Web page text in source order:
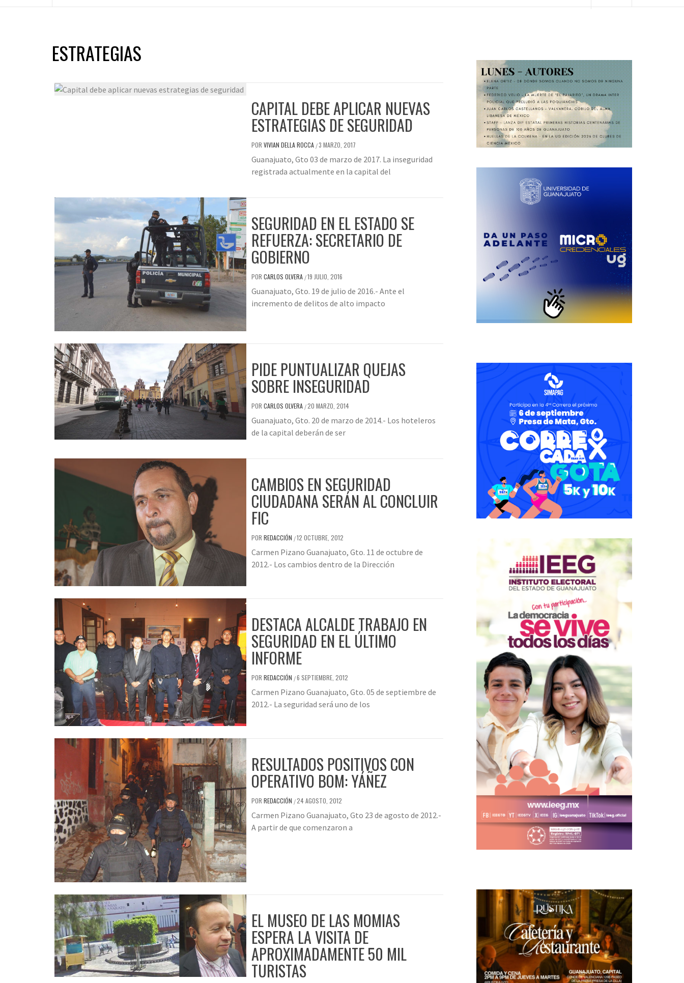
ESTRATEGIAS
CAPITAL DEBE APLICAR NUEVAS
ESTRATEGIAS DE SEGURIDAD
POR VIVIAN DELLA ROCCA /3 MARZO, 2017
Guanajuato, Gto 03 de marzo de 2017. La inseguridad
registrada actualmente en la capital del
SEGURIDAD EN EL ESTADO SE
REFUERZA: SECRETARIO DE
GOBIERNO
POR CARLOS OLVERA /19 JULIO, 2016
Guanajuato, Gto. 19 de julio de 2016.- Ante el
incremento de delitos de alto impacto
PIDE PUNTUALIZAR QUEJAS
SOBRE INSEGURIDAD
POR CARLOS OLVERA /20 MARZO, 2014
Guanajuato, Gto. 20 de marzo de 2014.- Los hoteleros
de la capital deberán de ser
CAMBIOS EN SEGURIDAD
CIUDADANA SERÁN AL CONCLUIR
FIC
POR REDACCIÓN /12 OCTUBRE, 2012
Carmen Pizano Guanajuato, Gto. 11 de octubre de
2012.- Los cambios dentro de la Dirección
DESTACA ALCALDE TRABAJO EN
SEGURIDAD EN EL ÚLTIMO
INFORME
POR REDACCIÓN /6 SEPTIEMBRE, 2012
Carmen Pizano Guanajuato, Gto. 05 de septiembre de
2012.- La seguridad será uno de los
RESULTADOS POSITIVOS CON
OPERATIVO BOM: YÁÑEZ
POR REDACCIÓN /24 AGOSTO, 2012
Carmen Pizano Guanajuato, Gto 23 de agosto de 2012.-
A partir de que comenzaron a
EL MUSEO DE LAS MOMIAS
ESPERA LA VISITA DE
APROXIMADAMENTE 50 MIL
TURISTAS